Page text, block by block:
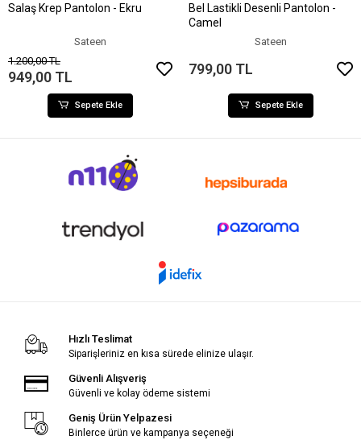
Sepete Ekle
Salaş Krep Pantolon - Ekru
Sateen
1.200,00 TL
949,00 TL
Sepete Ekle
Sepete Ekle
Bel Lastikli Desenli Pantolon -
Camel
Sateen
799,00 TL
Sepete Ekle
Hızlı Teslimat
Siparişleriniz en kısa sürede elinize ulaşır.
Güvenli Alışveriş
Güvenli ve kolay ödeme sistemi
Geniş Ürün Yelpazesi
Binlerce ürün ve kampanya seçeneği